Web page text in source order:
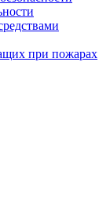
при пожарах